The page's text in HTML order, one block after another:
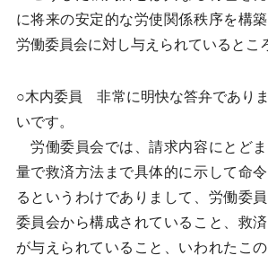
に将来の安定的な労使関係秩序を構
労働委員会に対し与えられているとこ
○木内委員 非常に明快な答弁であり
いです。
労働委員会では、請求内容にとど
量で救済方法まで具体的に示して命
るというわけでありまして、労働委
委員会から構成されていること、救
が与えられていること、いわれたこ